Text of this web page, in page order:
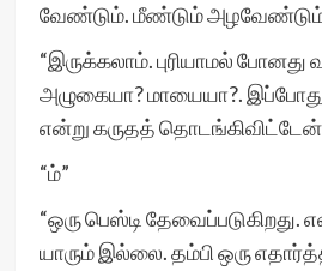
வேண்டும். மீண்டும் அழவேண்டும்
“இருக்கலாம். புரியாமல்
அழுகையா? மாயையா?.
என்று கருதத்
“ம்”
“ஒரு பெஸ்டி
யாரும் இல்லை. தம்பி ஒரு